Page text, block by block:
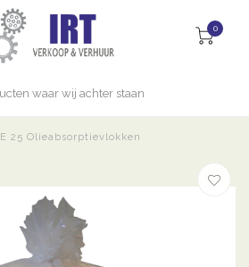
0
waar wij achter staan
E 25 Olieabsorptievlokken